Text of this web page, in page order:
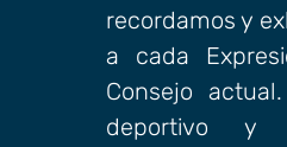
recordamos y
a cada
Consejo
deportivo y